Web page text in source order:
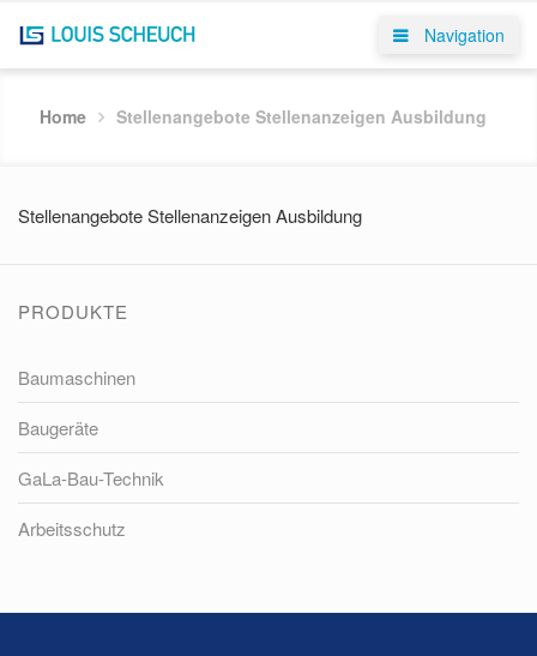
Navigation
Home Stellenangebote Stellenanzeigen Ausbildung
Stellenangebote Stellenanzeigen Ausbildung
PRODUKTE
Baumaschinen
Baugeräte
GaLa-Bau-Technik
Arbeitsschutz